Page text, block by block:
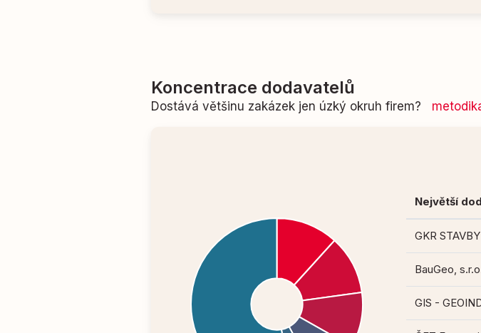
Koncentrace dodavatelů
Dostává většinu zakázek jen úzký okruh firem?
Největší
GKR
BauGeo,
GIS -